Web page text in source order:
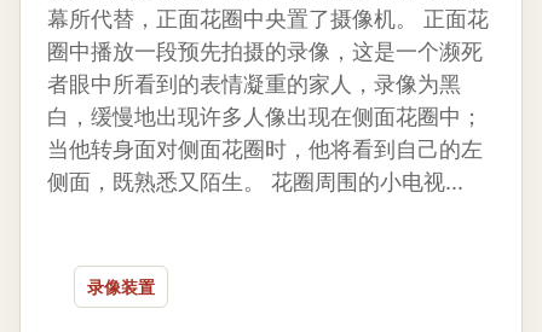
幕所代替，正面花圈中央置了摄像机。 正面花
圈中播放一段预先拍摄的录像，这是一个濒死
者眼中所看到的表情凝重的家人，录像为黑
白，缓慢地出现许多人像出现在侧面花圈中；
当他转身面对侧面花圈时，他将看到自己的左
侧面，既熟悉又陌生。 花圈周围的小电视...
录像装置